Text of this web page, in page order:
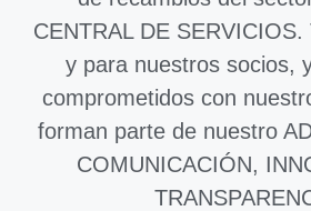
CENTRAL DE
y para nuestros socios,
comprometidos con
forman parte de nuestro
COMUNICACIÓN,